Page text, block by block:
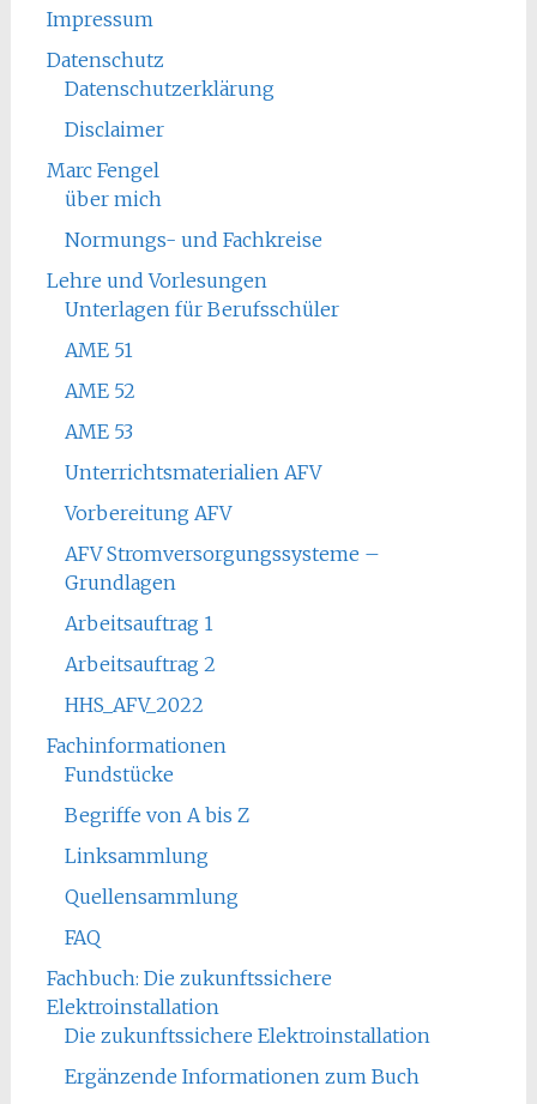
Impressum
Datenschutz
Datenschutzerklärung
Disclaimer
Marc Fengel
über mich
Normungs- und Fachkreise
Lehre und Vorlesungen
Unterlagen für Berufsschüler
AME 51
AME 52
AME 53
Unterrichtsmaterialien AFV
Vorbereitung AFV
AFV Stromversorgungssysteme –
Grundlagen
Arbeitsauftrag 1
Arbeitsauftrag 2
HHS_AFV_2022
Fachinformationen
Fundstücke
Begriffe von A bis Z
Linksammlung
Quellensammlung
FAQ
Fachbuch: Die zukunftssichere
Elektroinstallation
Die zukunftssichere Elektroinstallation
Ergänzende Informationen zum Buch